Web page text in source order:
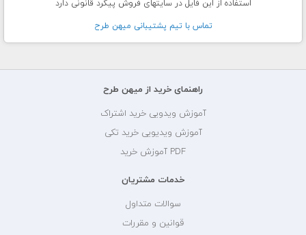
استفاده از این فایل در سایتهای فروش پیگرد قانونی دارد
تماس با تيم پشتيبانی ميهن طرح
راهنمای خرید از میهن طرح
آموزش ویدویی خرید اشتراک
آموزش ویدیویی خرید تکی
PDF آموزش خرید
خدمات مشتریان
سوالات متداول
قوانین و مقررات